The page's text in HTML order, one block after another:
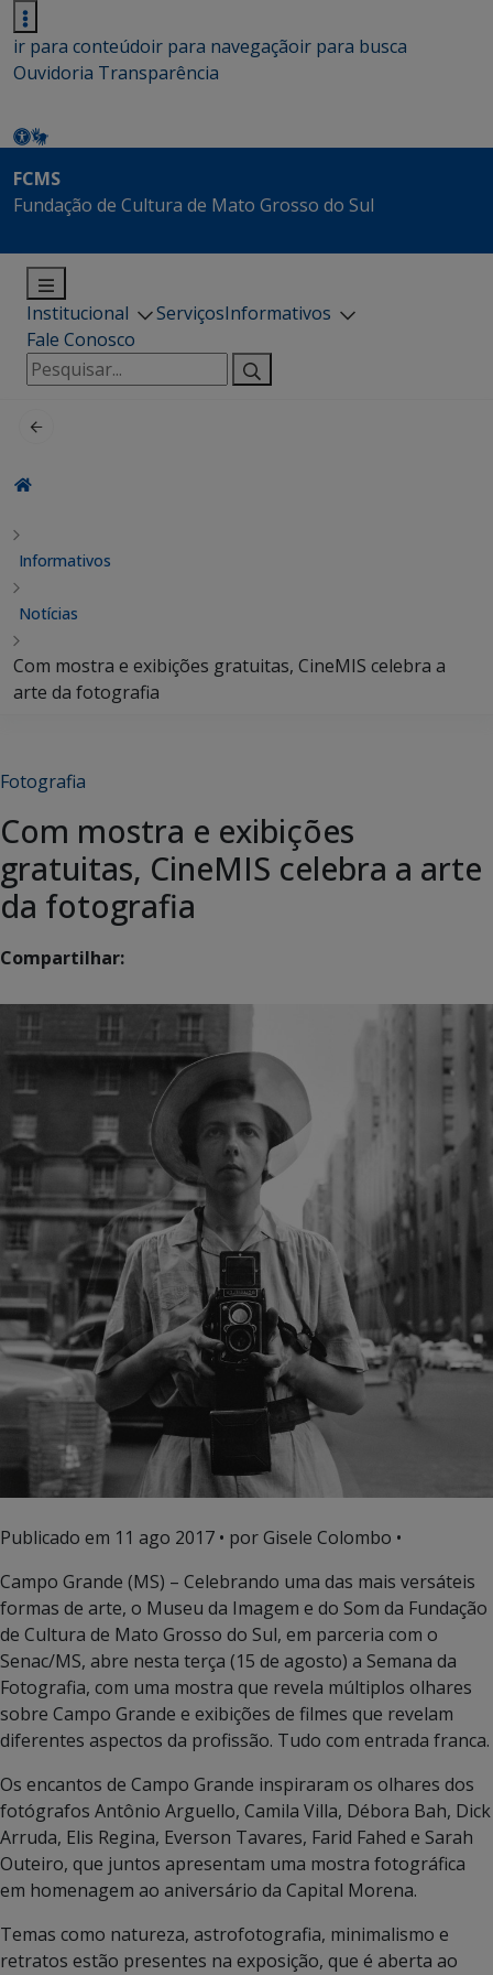
ir para conteúdoir para navegaçãoir para busca
Ouvidoria Transparência
FCMS
Fundação de Cultura de Mato Grosso do Sul
Institucional ServiçosInformativos
Fale Conosco
Pesquisar
por:
Informativos
Notícias
Com mostra e exibições gratuitas, CineMIS celebra a
arte da fotografia
Fotografia
Com mostra e exibições
gratuitas, CineMIS celebra a arte
da fotografia
Compartilhar:
Publicado em 11 ago 2017 • por Gisele Colombo •
Campo Grande (MS) – Celebrando uma das mais versáteis
formas de arte, o Museu da Imagem e do Som da Fundação
de Cultura de Mato Grosso do Sul, em parceria com o
Senac/MS, abre nesta terça (15 de agosto) a Semana da
Fotografia, com uma mostra que revela múltiplos olhares
sobre Campo Grande e exibições de filmes que revelam
diferentes aspectos da profissão. Tudo com entrada franca.
Os encantos de Campo Grande inspiraram os olhares dos
fotógrafos Antônio Arguello, Camila Villa, Débora Bah, Dick
Arruda, Elis Regina, Everson Tavares, Farid Fahed e Sarah
Outeiro, que juntos apresentam uma mostra fotográfica
em homenagem ao aniversário da Capital Morena.
Temas como natureza, astrofotografia, minimalismo e
retratos estão presentes na exposição, que é aberta ao